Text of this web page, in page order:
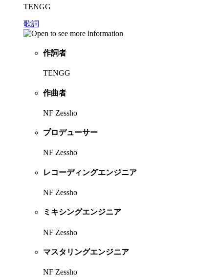
TENGG
歌詞
作詞者
TENGG
作曲者
NF Zessho
プロデューサー
NF Zessho
レコーディングエンジニア
NF Zessho
ミキシングエンジニア
NF Zessho
マスタリングエンジニア
NF Zessho